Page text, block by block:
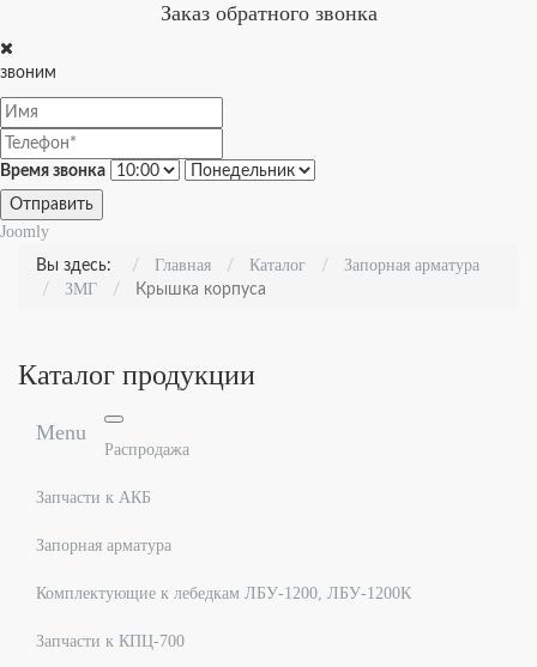
Заказ обратного звонка
звоним
Время звонка
Отправить
Joomly
Вы здесь: Главная Каталог
Запорная арматура
ЗМГ
Крышка корпуса
Каталог продукции
Menu
Распродажа
Запчасти к АКБ
Запорная арматура
Комплектующие к лебедкам ЛБУ-1200, ЛБУ-1200К
Запчасти к КПЦ-700